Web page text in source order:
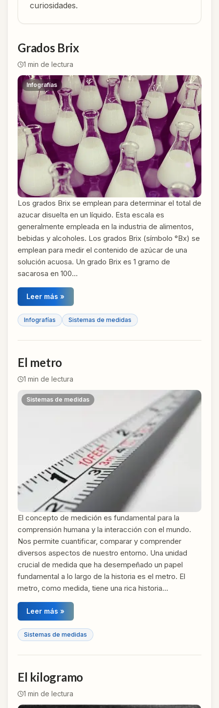
curiosidades.
Grados Brix
1 min de lectura
Infografías
Los grados Brix se emplean para determinar el total de
azucar disuelta en un líquido. Esta escala es
generalmente empleada en la industria de alimentos,
bebidas y alcoholes. Los grados Brix (símbolo °Bx) se
emplean para medir el contenido de azúcar de una
solución acuosa. Un grado Brix es 1 gramo de
sacarosa en 100…
Leer más »
Infografías Sistemas de medidas
El metro
1 min de lectura
Sistemas de medidas
El concepto de medición es fundamental para la
comprensión humana y la interacción con el mundo.
Nos permite cuantificar, comparar y comprender
diversos aspectos de nuestro entorno. Una unidad
crucial de medida que ha desempeñado un papel
fundamental a lo largo de la historia es el metro. El
metro, como medida, tiene una rica historia…
Leer más »
Sistemas de medidas
El kilogramo
1 min de lectura